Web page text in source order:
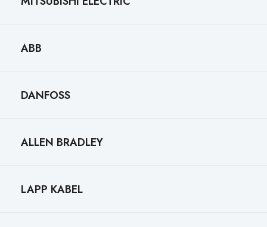
ABB
DANFOSS
ALLEN BRADLEY
LAPP KABEL